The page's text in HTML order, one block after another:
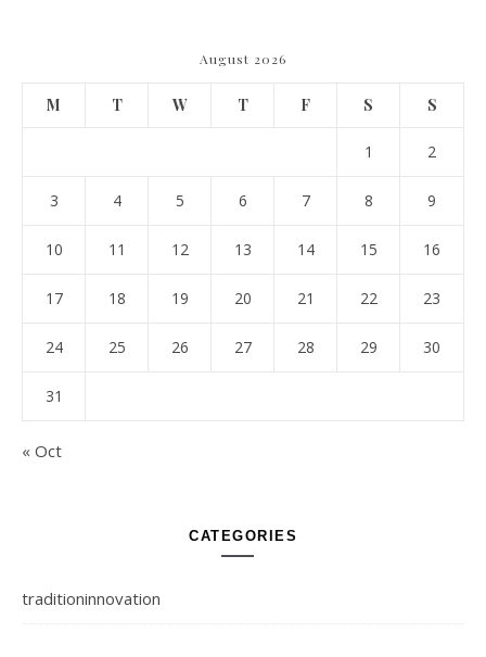
August 2026
M T W T F S S
1 2
3 4 5 6 7 8 9
10 11 12 13 14 15 16
17 18 19 20 21 22 23
24 25 26 27 28 29 30
31
« Oct
CATEGORIES
traditioninnovation